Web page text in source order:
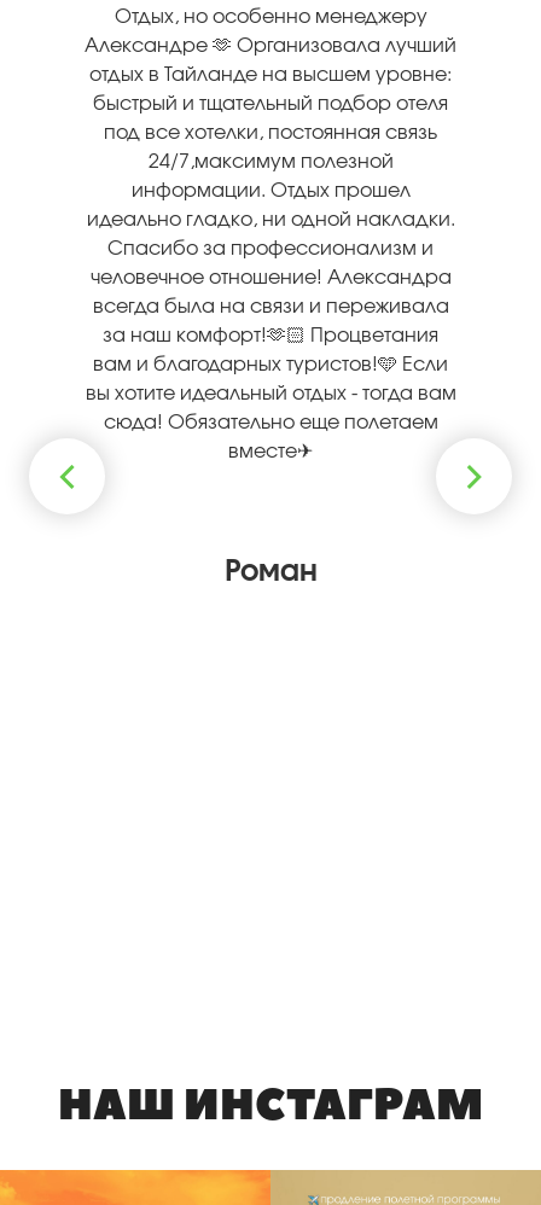
организацию нашей поездки 6-8
апреля! Менеджер Ирина
Квятковская, водитель Валерий, все
экскурсоводы - вы были
потрясающие! Поездка была очень
насыщенная, продуманная до
мелочей, вся наша группа, 38 детей и
13 взрослых в полном восторге.
Кира Кожухова
НАШ ИНСТАГРАМ